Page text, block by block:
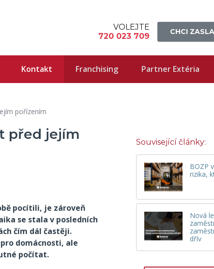
VOLEJTE
720 023 709
CHCI
Kontakt Franchising Partner Extéria
pořízením
před jejím
pocítili, je zároveň
se stala v posledních
čím dál častěji.
domácnosti, ale
počítat.
Související články:
BOZP
rizika,
Nová
dřív